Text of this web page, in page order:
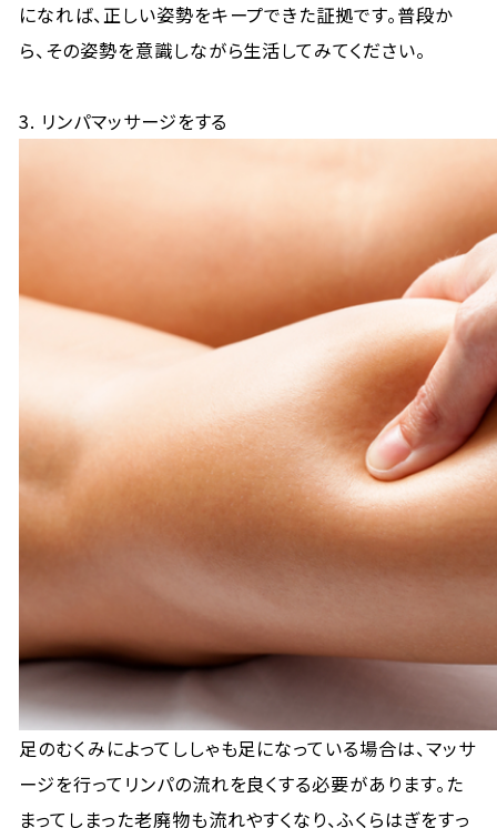
になれば、正しい姿勢をキープできた証拠です。普段か
ら、その姿勢を意識しながら生活してみてください。
3. リンパマッサージをする
足のむくみによってししゃも足になっている場合は、マッサ
ージを行ってリンパの流れを良くする必要があります。た
まってしまった老廃物も流れやすくなり、ふくらはぎをすっ